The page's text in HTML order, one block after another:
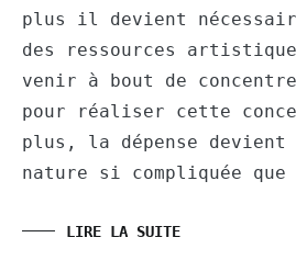
plus il devient
des ressources
venir à bout de
pour réaliser cette
plus, la dépense
nature si compliquée
LIRE LA SUITE